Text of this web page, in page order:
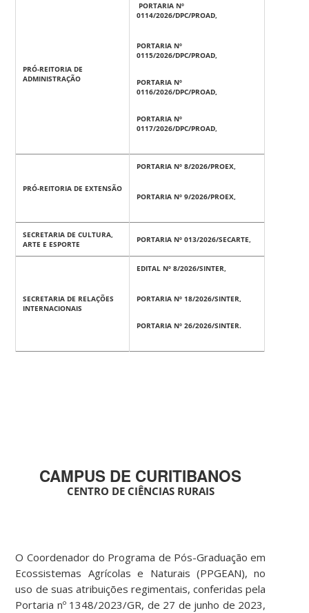
PRÓ-REITORIA DE
ADMINISTRAÇÃO
PORTARIA Nº
0114/2026/DPC/PROAD,
PORTARIA Nº
0115/2026/DPC/PROAD,
PORTARIA Nº
0116/2026/DPC/PROAD,
PORTARIA Nº
0117/2026/DPC/PROAD,
PRÓ-REITORIA DE EXTENSÃO
PORTARIA Nº 8/2026/PROEX,
PORTARIA Nº 9/2026/PROEX,
SECRETARIA DE CULTURA,
ARTE E ESPORTE
PORTARIA Nº 013/2026/SECARTE,
SECRETARIA DE RELAÇÕES
INTERNACIONAIS
EDITAL Nº 8/2026/SINTER,
PORTARIA Nº 18/2026/SINTER,
PORTARIA Nº 26/2026/SINTER.
CAMPUS DE CURITIBANOS
CENTRO DE CIÊNCIAS RURAIS
O Coordenador do Programa de Pós-Graduação em
Ecossistemas Agrícolas e Naturais (PPGEAN), no
uso de suas atribuições regimentais, conferidas pela
Portaria nº 1348/2023/GR, de 27 de junho de 2023,